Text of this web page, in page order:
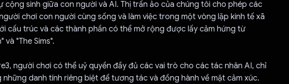
cộng sinh giữa con người và AI. Thị trấn ảo của chúng tôi cho phép các
chơi con người cùng sống và làm việc trong một vòng lặp kinh tế xã
cấu trúc và các thành phần có thể mở rộng được lấy cảm hứng từ
và "The Sims".
người chơi có thể uỷ quyền đầy đủ các vai trò cho các tác nhân AI, chỉ
những danh tính riêng biệt để tương tác và đồng hành về mặt cảm xúc.